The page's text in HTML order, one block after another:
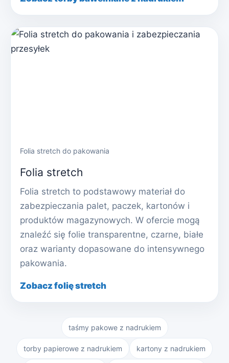
Folia stretch do pakowania
Folia stretch
Folia stretch to podstawowy materiał do
zabezpieczania palet, paczek, kartonów i
produktów magazynowych. W ofercie mogą
znaleźć się folie transparentne, czarne, białe
oraz warianty dopasowane do intensywnego
pakowania.
Zobacz folię stretch
taśmy pakowe z nadrukiem
torby papierowe z nadrukiem kartony z nadrukiem